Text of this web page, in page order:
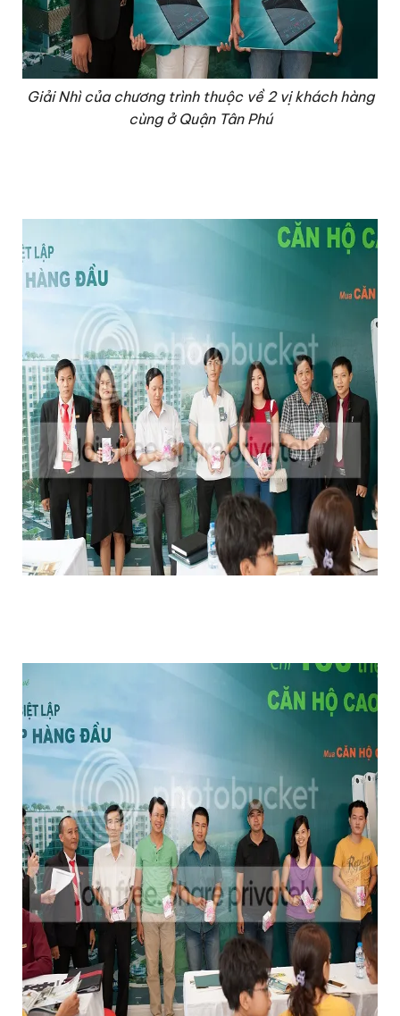
Giải Nhì của chương trình thuộc về 2 vị khách hàng
cùng ở Quận Tân Phú